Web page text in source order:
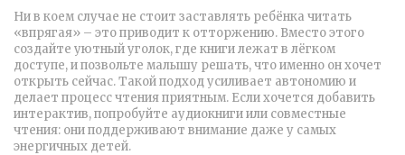
Ни в коем случае не стоит заставлять ребёнка читать
«впрягая» – это приводит к отторжению. Вместо этого
создайте уютный уголок, где книги лежат в лёгком
доступе, и позвольте малышу решать, что именно он хочет
открыть сейчас. Такой подход усиливает автономию и
делает процесс чтения приятным. Если хочется добавить
интерактив, попробуйте аудиокниги или совместные
чтения: они поддерживают внимание даже у самых
энергичных детей.